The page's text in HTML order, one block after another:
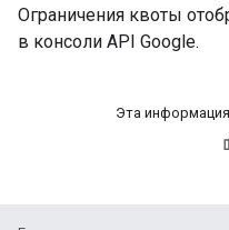
Ограничения квоты
в консоли API Google.
Эта